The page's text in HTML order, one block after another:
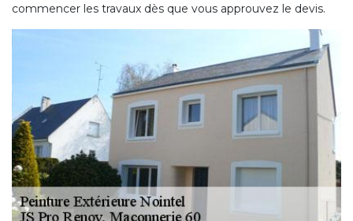
commencer les travaux dès que vous approuvez le devis.